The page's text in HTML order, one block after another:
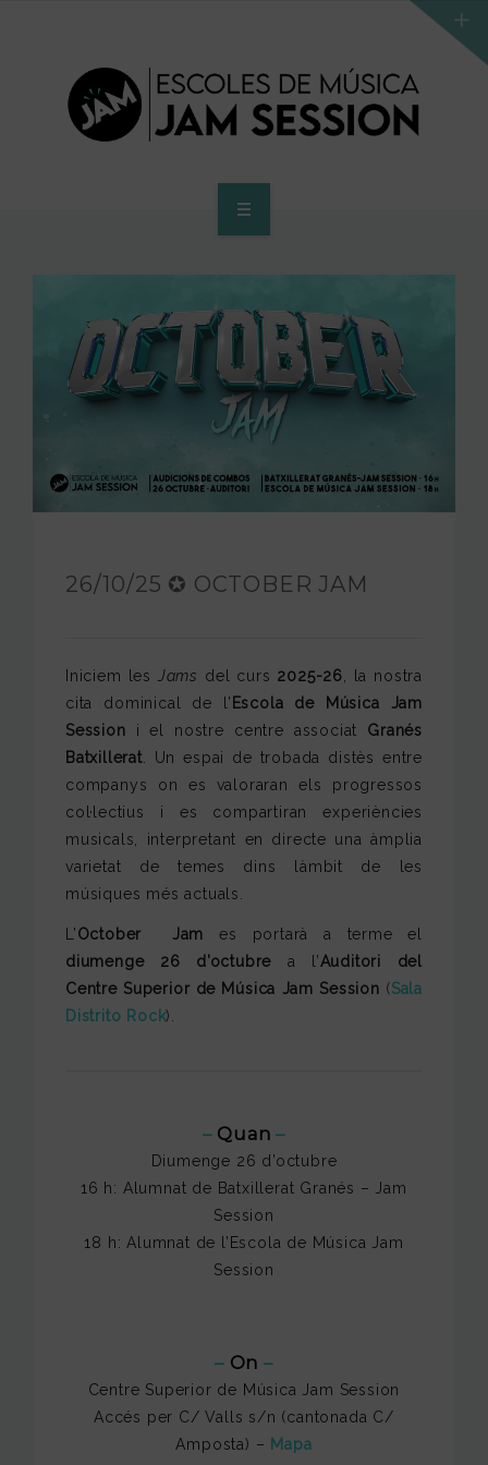
PROGRAMA D’ACCÉS AL SUPERIOR
FUNDACIÓ JAM
26/10/25 ✪ OCTOBER JAM
Iniciem les Jams del curs 2025-26 , la nostra
cita dominical de l’ Escola de Música Jam
Session i el nostre centre associat Granés
Batxillerat. Un espai de trobada distès entre
companys on es valoraran els progressos
col·lectius i es compartiran experiències
musicals, interpretant en directe una àmplia
varietat de temes dins làmbit de les
músiques més actuals.
L’October James portarà a terme el
diumenge 26 d’octubre a l’Auditori del
Centre Superior de Música Jam Session (Sala
Distrito Rock).
–Quan –
Diumenge 26 d’octubre
16 h: Alumnat de Batxillerat Granés – Jam
Session
18 h: Alumnat de l’Escola de Música Jam
Session
–On –
Centre Superior de Música Jam Session
Accés per C/ Valls s/n (cantonada C/
Amposta) – Mapa